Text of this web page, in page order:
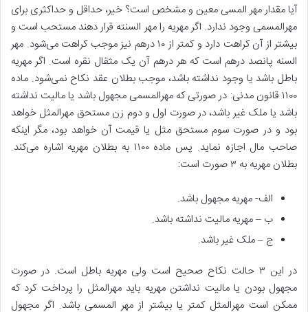
آیا مقدار مهر المسی معین و مشخص است؟ خیر، حداقل و حداکثری برای
مهرالمسمی وجود ندارد. اگر مهریه را مهر السنته قرار دهند مستحب است و
بیشتر از آن کراهت دارد و کمتر از ۱۰ درهم نیز موجب کراهت می‌شود. مهر
السنه پانصد درهم است که هر درهم آن یک مثقال نقره است. اگر مهریه
باطل باشد یا وجود نداشته باشد، موجب بطلان عقد نکاح نمی‌شود. ماده
۱۱۰۰ قانون مدنی: در صورتی که مهرالمسمی مجهول باشد یا مالیت نداشته
باشد یا ملک غیر باشد، در صورت اول و دوم زن مستحق مهرالمثل خواهد
بود و در صورت سوم مستحق مثل یا قیمت آن خواهد بود، مگر اینکه
صاحب مال اجازه نماید. پس ماده ۱۱۰۰ به بطلان مهریه اشاره می‌کند.
بطلان مهریه به ۳ صورت است:
الف- مهریه مجهول باشد.
ب – مهریه مالیت نداشته باشد.
ج – ملک غیر باشد.
در این ۳ حالت نکاح صحیح است ولی مهریه باطل است. در صورت
مجهول بودن یا مالیت نداشتن مهریه باید مهرالمثل را پرداخت کرد که
ممکن است مهرالمثل کمتر یا بیشتر از مهر المسمی باشد. اگر مجهول